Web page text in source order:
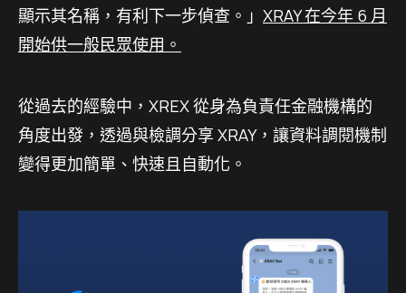
顯示其名稱，有利下一步偵查。」 XRAY 在今年 6 月
開始供一般民眾使用。
從過去的經驗中，XREX 從身為負責任金融機構的
角度出發，透過與檢調分享 XRAY，讓資料調閱機制
變得更加簡單、快速且自動化。